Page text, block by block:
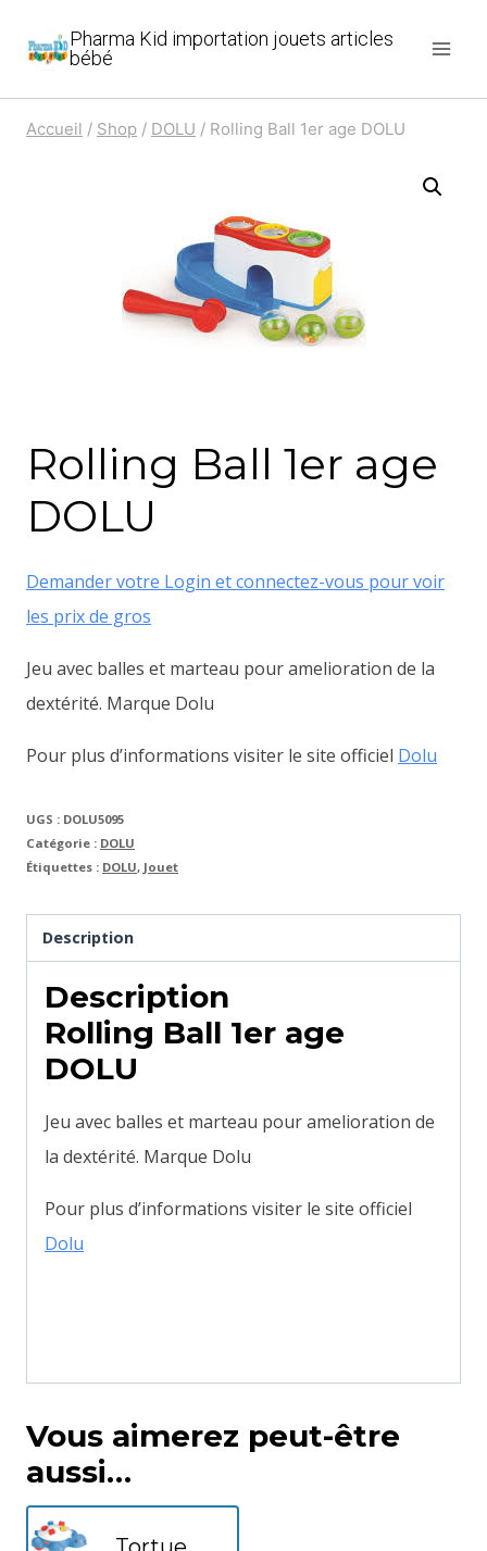
Pharma Kid importation jouets articles
bébé
Accueil / Shop / DOLU / Rolling Ball 1er age DOLU
Rolling Ball 1er age
DOLU
Demander votre Login et connectez-vous pour voir
les prix de gros
Jeu avec balles et marteau pour amelioration de la
dextérité. Marque Dolu
Pour plus d’informations visiter le site officiel Dolu
UGS : DOLU5095
Catégorie : DOLU
Étiquettes : DOLU, Jouet
Description
Description
Rolling Ball 1er age
DOLU
Jeu avec balles et marteau pour amelioration de
la dextérité. Marque Dolu
Pour plus d’informations visiter le site officiel
Dolu
Vous aimerez peut-être
aussi…